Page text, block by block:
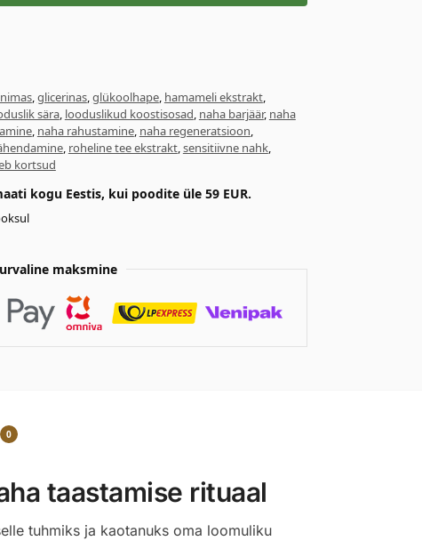
,glicerinas,glükoolhape, hamameli ekstrakt,
sära, looduslikud koostisosad, naha barjäär, naha
, naha rahustamine, naha regeneratsioon,
, roheline tee ekstrakt,sensitiivne nahk,
kortsud
kogu Eestis, kui poodite üle 59 EUR.
maksmine
0
taastamise rituaal
tuhmiks ja kaotanuks oma loomuliku